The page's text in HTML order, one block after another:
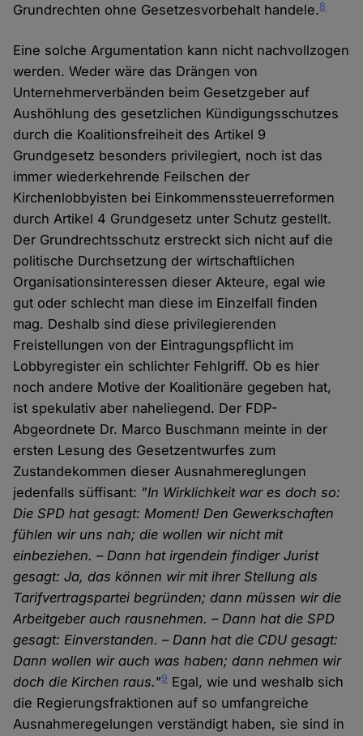
Grundrechten ohne Gesetzesvorbehalt handele.8
Eine solche Argumentation kann nicht nachvollzogen
werden. Weder wäre das Drängen von
Unternehmerverbänden beim Gesetzgeber auf
Aushöhlung des gesetzlichen Kündigungsschutzes
durch die Koalitionsfreiheit des Artikel 9
Grundgesetz besonders privilegiert, noch ist das
immer wiederkehrende Feilschen der
Kirchenlobbyisten bei Einkommenssteuerreformen
durch Artikel 4 Grundgesetz unter Schutz gestellt.
Der Grundrechtsschutz erstreckt sich nicht auf die
politische Durchsetzung der wirtschaftlichen
Organisationsinteressen dieser Akteure, egal wie
gut oder schlecht man diese im Einzelfall finden
mag. Deshalb sind diese privilegierenden
Freistellungen von der Eintragungspflicht im
Lobbyregister ein schlichter Fehlgriff. Ob es hier
noch andere Motive der Koalitionäre gegeben hat,
ist spekulativ aber naheliegend. Der FDP-
Abgeordnete Dr. Marco Buschmann meinte in der
ersten Lesung des Gesetzentwurfes zum
Zustandekommen dieser Ausnahmereglungen
jedenfalls süffisant: "In Wirklichkeit war es doch so:
Die SPD hat gesagt: Moment! Den Gewerkschaften
fühlen wir uns nah; die wollen wir nicht mit
einbeziehen. – Dann hat irgendein findiger Jurist
gesagt: Ja, das können wir mit ihrer Stellung als
Tarifvertragspartei begründen; dann müssen wir die
Arbeitgeber auch rausnehmen. – Dann hat die SPD
gesagt: Einverstanden. – Dann hat die CDU gesagt:
Dann wollen wir auch was haben; dann nehmen wir
doch die Kirchen raus."9 Egal, wie und weshalb sich
die Regierungsfraktionen auf so umfangreiche
Ausnahmeregelungen verständigt haben, sie sind in